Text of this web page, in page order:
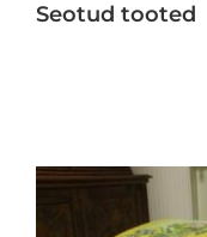
Seotud tooted